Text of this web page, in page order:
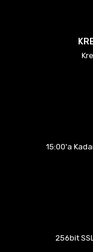
15:00'a
256bit